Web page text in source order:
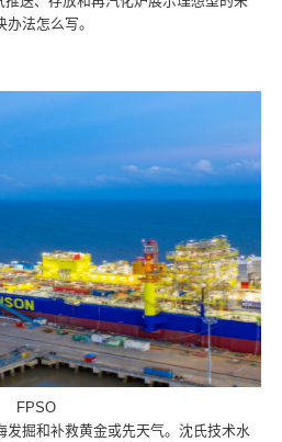
办法怎么写。
FPSO
发掘和补救黄金或先天气。沈氏技术水